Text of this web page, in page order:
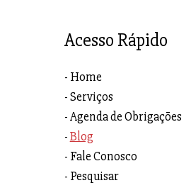
Acesso Rápido
Home
Serviços
Agenda de Obrigações
Blog
Fale Conosco
Pesquisar